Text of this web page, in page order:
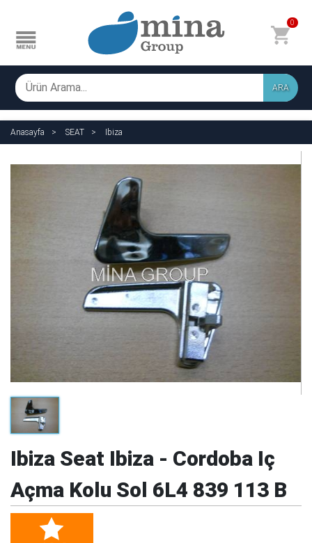
0
ARA
Anasayfa SEAT Ibiza
Ibiza Seat Ibiza - Cordoba Iç
Açma Kolu Sol 6L4 839 113 B